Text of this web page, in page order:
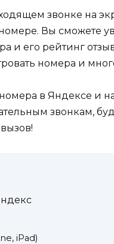
звонке на
Вы сможете
и его рейтинг
номера и
в Яндексе и
звонкам,
iPad)